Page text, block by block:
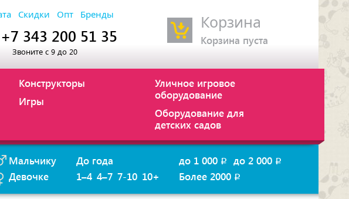
Корзина
Корзина пуста
Скидки Опт Бренды
+7 343 200 51 35
Звоните с 9 до 20
Конструкторы
Игры
Уличное игровое
оборудование
Оборудование для
детских садов
Мальчику
Девочке
До года
1–4 4–7 7-10 10+
до 1 000 p до 2 000 p
Более 2000 p